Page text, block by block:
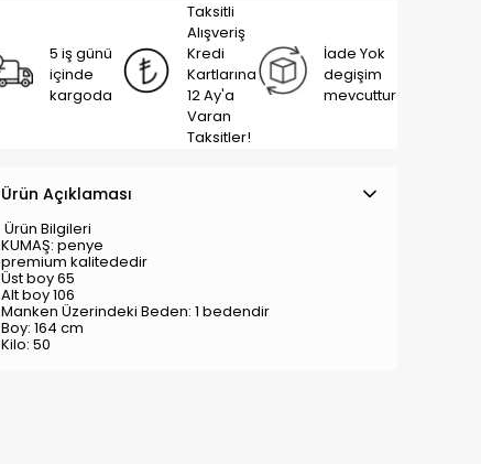
5 iş günü
içinde
kargoda
Taksitli
Alışveriş
Kredi
Kartlarına
12 Ay'a
Varan
Taksitler!
İade Yok
degişim
mevcuttur
Ürün Açıklaması
Ürün Bilgileri
KUMAŞ: penye
premium kalitededir
Üst boy 65
Alt boy 106
Manken Üzerindeki Beden: 1 bedendir
Boy: 164 cm
Kilo: 50